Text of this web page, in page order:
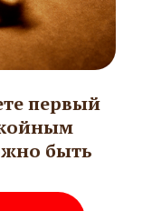
первый
быть